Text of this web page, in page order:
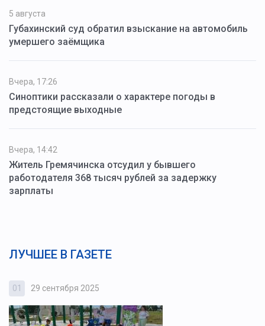
5 августа
Губахинский суд обратил взыскание на автомобиль
умершего заёмщика
Вчера, 17:26
Синоптики рассказали о характере погоды в
предстоящие выходные
Вчера, 14:42
Житель Гремячинска отсудил у бывшего
работодателя 368 тысяч рублей за задержку
зарплаты
ЛУЧШЕЕ В ГАЗЕТЕ
01 29 сентября 2025